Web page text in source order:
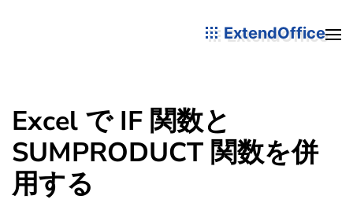
ExtendOffice
Excel で IF 関数と
SUMPRODUCT 関数を併
用する